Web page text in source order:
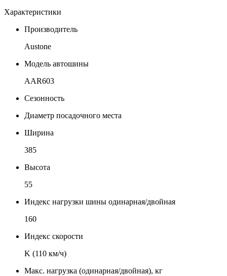
Характеристики
Производитель
Austone
Модель автошины
AAR603
Сезонность
Диаметр посадочного места
Ширина
385
Высота
55
Индекс нагрузки шины одинарная/двойная
160
Индекс скорости
K (110 км/ч)
Макс. нагрузка (одинарная/двойная), кг